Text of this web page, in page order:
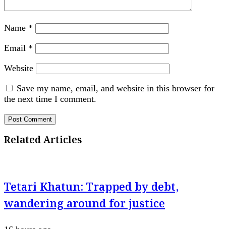
Name *
Email *
Website
Save my name, email, and website in this browser for
the next time I comment.
Related Articles
Tetari Khatun: Trapped by debt,
wandering around for justice